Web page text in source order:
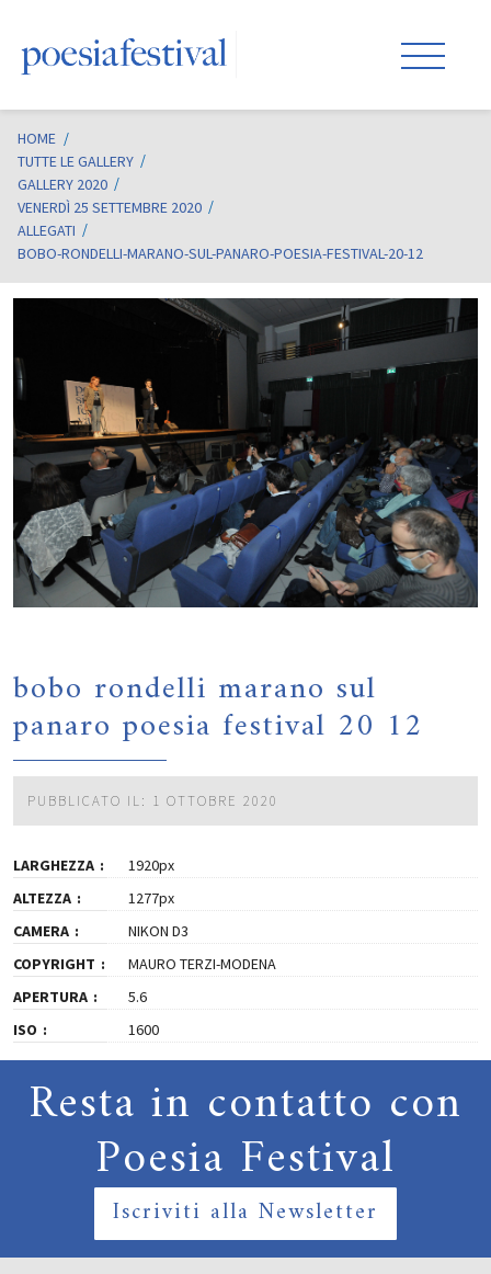
HOME /
TUTTE LE GALLERY
GALLERY 2020
VENERDÌ 25 SETTEMBRE 2020
ALLEGATI
BOBO-RONDELLI-MARANO-SUL-PANARO-POESIA-FESTIVAL-20-12
bobo rondelli marano sul
panaro poesia festival 20 12
PUBBLICATO IL: 1 OTTOBRE 2020
LARGHEZZA
1920px
ALTEZZA
1277px
CAMERA
NIKON D3
COPYRIGHT
MAURO TERZI-MODENA
APERTURA
5.6
ISO
1600
Resta in contatto con
Poesia Festival
Iscriviti alla Newsletter